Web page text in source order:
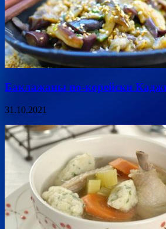
Баклажаны по-корейски
31.10.2021